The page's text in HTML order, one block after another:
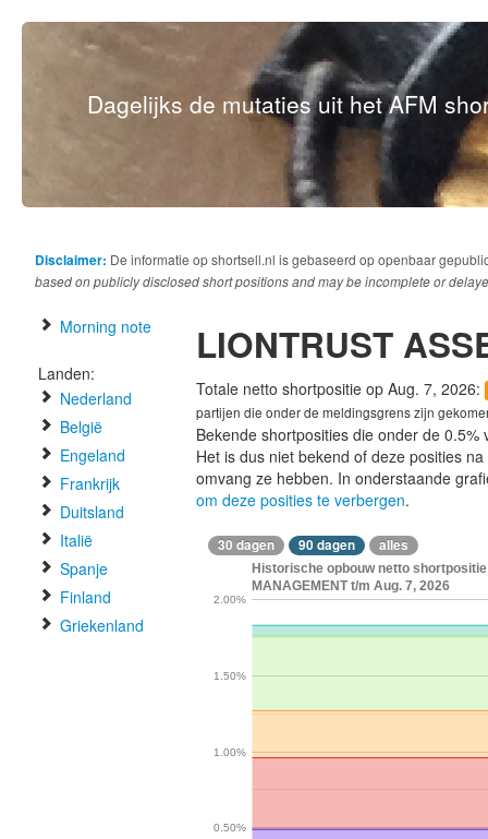
Dagelijks de mutaties uit het AFM
Disclaimer: De informatie op shortsell.nl is gebaseerd op openbaar
based on publicly disclosed short positions and may be incomplete or
Morning note
Landen:
Nederland
België
Engeland
Frankrijk
Duitsland
Italië
Spanje
Finland
Griekenland
LIONTRUST
Totale netto shortpositie op Aug. 7, 2026:
partijen die onder de meldingsgrens zijn
Bekende shortposities die onder de
Het is dus niet bekend of deze posities
omvang ze hebben. In onderstaande
om deze posities te verbergen.
30 dagen 90 dagen alles
Historische opbouw netto shortpositie
MANAGEMENT t/m Aug. 7, 2026
0.50%
1.00%
1.50%
2.00%